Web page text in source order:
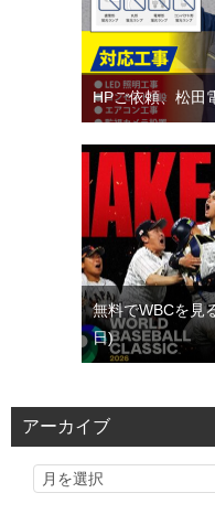
HPご依頼、松田
無料でWBCを見
日
アーカイブ